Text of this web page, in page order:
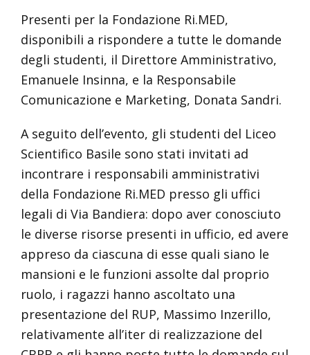
Presenti per la Fondazione Ri.MED,
disponibili a rispondere a tutte le domande
degli studenti, il Direttore Amministrativo,
Emanuele Insinna, e la Responsabile
Comunicazione e Marketing, Donata Sandri.
A seguito dell’evento, gli studenti del Liceo
Scientifico Basile sono stati invitati ad
incontrare i responsabili amministrativi
della Fondazione Ri.MED presso gli uffici
legali di Via Bandiera: dopo aver conosciuto
le diverse risorse presenti in ufficio, ed avere
appreso da ciascuna di esse quali siano le
mansioni e le funzioni assolte dal proprio
ruolo, i ragazzi hanno ascoltato una
presentazione del RUP, Massimo Inzerillo,
relativamente all’iter di realizzazione del